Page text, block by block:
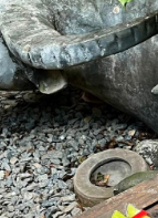
Chuối Sấy
000₫
Tinh Bột
000₫